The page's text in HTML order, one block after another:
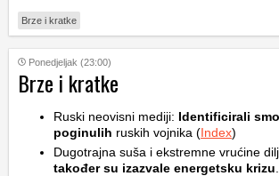
Brze i kratke
Ponedjeljak (23:00)
Brze i kratke
Ruski neovisni mediji: Identificirali
poginulih ruskih vojnika (Index)
Dugotrajna suša i ekstremne vrućine
također su izazvale energetsku krizu